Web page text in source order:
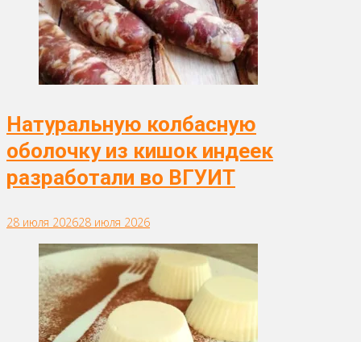
Натуральную колбасную
оболочку из кишок индеек
разработали во ВГУИТ
28 июля 202628 июля 2026